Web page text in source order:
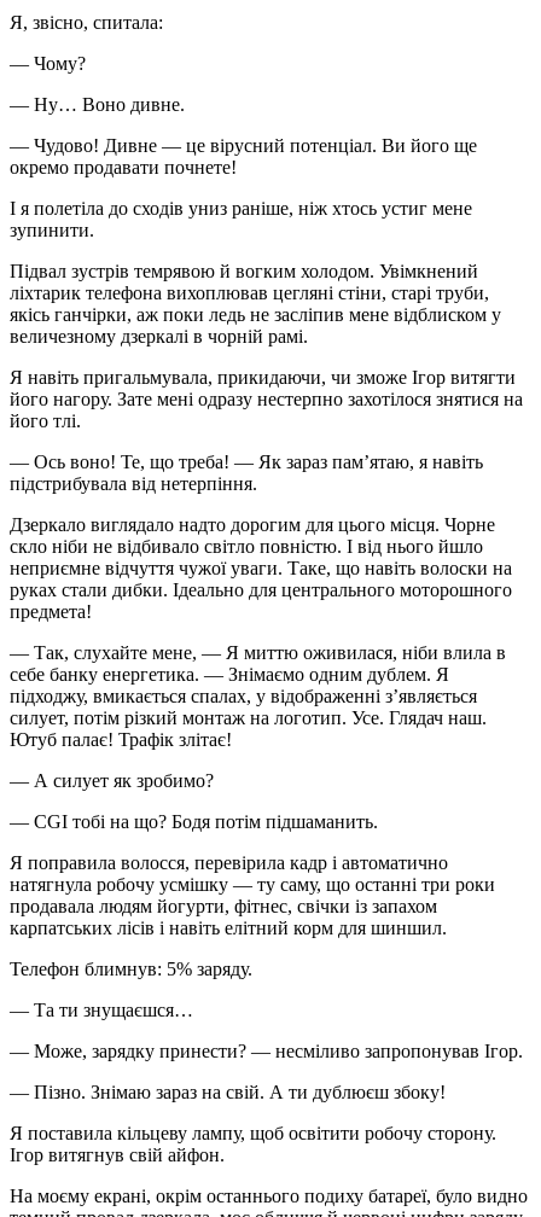
Я, звісно, спитала:
— Чому?
— Ну… Воно дивне.
— Чудово! Дивне — це вірусний потенціал. Ви його ще
окремо продавати почнете!
І я полетіла до сходів униз раніше, ніж хтось устиг мене
зупинити.
Підвал зустрів темрявою й вогким холодом. Увімкнений
ліхтарик телефона вихоплював цегляні стіни, старі труби,
якісь ганчірки, аж поки ледь не засліпив мене відблиском у
величезному дзеркалі в чорній рамі.
Я навіть пригальмувала, прикидаючи, чи зможе Ігор витягти
його нагору. Зате мені одразу нестерпно захотілося знятися на
його тлі.
— Ось воно! Те, що треба! — Як зараз пам’ятаю, я навіть
підстрибувала від нетерпіння.
Дзеркало виглядало надто дорогим для цього місця. Чорне
скло ніби не відбивало світло повністю. І від нього йшло
неприємне відчуття чужої уваги. Таке, що навіть волоски на
руках стали дибки. Ідеально для центрального моторошного
предмета!
— Так, слухайте мене, — Я миттю оживилася, ніби влила в
себе банку енергетика. — Знімаємо одним дублем. Я
підходжу, вмикається спалах, у відображенні з’являється
силует, потім різкий монтаж на логотип. Усе. Глядач наш.
Ютуб палає! Трафік злітає!
— А силует як зробимо?
— CGI тобі на що? Бодя потім підшаманить.
Я поправила волосся, перевірила кадр і автоматично
натягнула робочу усмішку — ту саму, що останні три роки
продавала людям йогурти, фітнес, свічки із запахом
карпатських лісів і навіть елітний корм для шиншил.
Телефон блимнув: 5% заряду.
— Та ти знущаєшся…
— Може, зарядку принести? — несміливо запропонував Ігор.
— Пізно. Знімаю зараз на свій. А ти дублюєш збоку!
Я поставила кільцеву лампу, щоб освітити робочу сторону.
Ігор витягнув свій айфон.
На моєму екрані, окрім останнього подиху батареї, було видно